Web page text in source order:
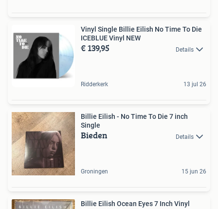
Vinyl Single Billie Eilish No Time To Die
ICEBLUE Vinyl NEW
€ 139,95 Details
Ridderkerk 13 jul 26
Billie Eilish - No Time To Die 7 inch
Single
Bieden Details
Groningen 15 jun 26
Billie Eilish Ocean Eyes 7 Inch Vinyl